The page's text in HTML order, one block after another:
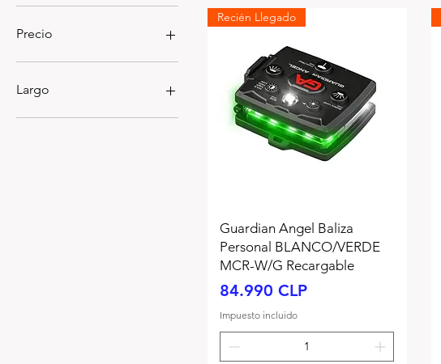
Precio
Largo
38.1 cm
Recién Llegado
Guardian Angel Baliza
Personal BLANCO/VERDE
MCR-W/G Recargable
Precio
84.990 CLP
Impuesto incluido